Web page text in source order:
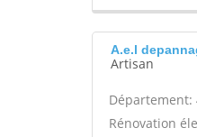
A.e.l
Artisan
Département:
Rénovation